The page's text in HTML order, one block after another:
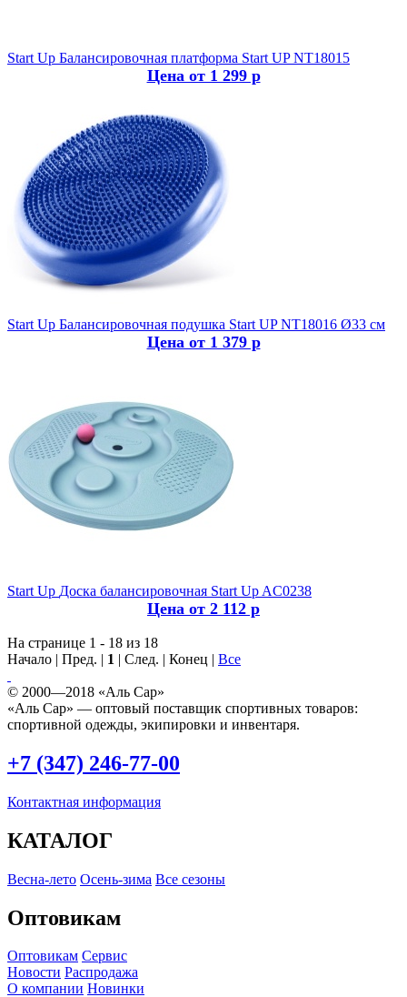
Start Up Балансировочная платформа Start UP NT18015
Цена от 1 299 р
Start Up Балансировочная подушка Start UP NT18016 Ø33 см
Цена от 1 379 р
Start Up Доска балансировочная Start Up AC0238
Цена от 2 112 р
На странице 1 - 18 из 18
Начало | Пред. | 1 | След. | Конец | Все
© 2000—2018 «Аль Сар»
«Аль Сар» — оптовый поставщик спортивных товаров:
спортивной одежды, экипировки и инвентаря.
+7 (347) 246-77-00
Контактная информация
КАТАЛОГ
Весна-лето Осень-зима Все сезоны
Оптовикам
Оптовикам Сервис
Новости Распродажа
О компании Новинки